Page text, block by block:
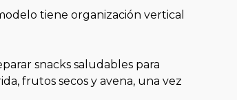
tiene organización vertical
snacks saludables para
frutos secos y avena, una vez